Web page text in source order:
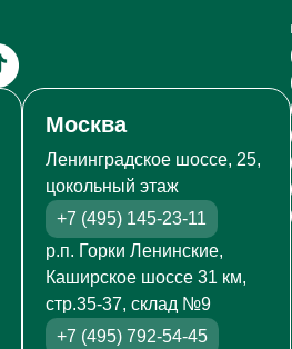
Москва
Ленинградское шоссе, 25,
цокольный этаж
+7 (495) 145-23-11
р.п. Горки Ленинские,
Каширское шоссе 31 км,
стр.35-37, склад №9
+7 (495) 792-54-45